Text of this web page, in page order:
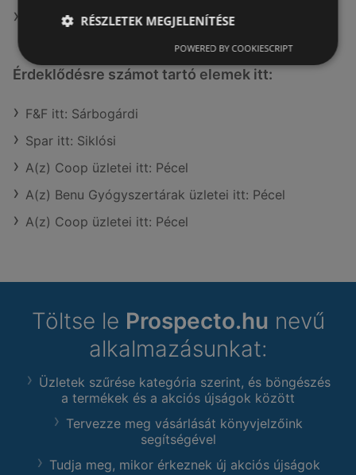
A(z) Privát max ajánlatai
Érdeklődésre számot tartó elemek itt:
F&F itt: Sárbogárdi
Spar itt: Siklósi
A(z) Coop üzletei itt: Pécel
A(z) Benu Gyógyszertárak üzletei itt: Pécel
A(z) Coop üzletei itt: Pécel
Töltse le Prospecto.hu nevű
alkalmazásunkat:
Üzletek szűrése kategória szerint, és böngészés
a termékek és a akciós újságok között
Tervezze meg vásárlását könyvjelzőink
segítségével
Tudja meg, mikor érkeznek új akciós újságok
RÉSZLETEK MEGJELENÍTÉSE
POWERED BY COOKIESCRIPT